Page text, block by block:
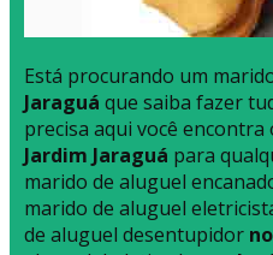
Está procurando um
Jaraguá que saiba fazer
precisa aqui você
Jardim Jaraguá para
marido de aluguel
marido de aluguel
de aluguel desentupidor